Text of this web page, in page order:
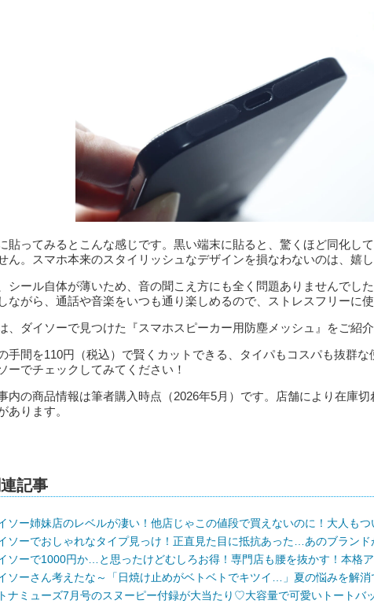
貼ってみるとこんな感じです。黒い端末に貼ると、驚くほど同化し
ん。スマホ本来のスタイリッシュなデザインを損なわないのは、嬉し
シール自体が薄いため、音の聞こえ方にも全く問題ありませんでし
ながら、通話や音楽をいつも通り楽しめるので、ストレスフリーに
、ダイソーで見つけた『スマホスピーカー用防塵メッシュ』をご紹介
手間を110円（税込）で賢くカットできる、タイパもコスパも抜群な
ーでチェックしてみてください！
内の商品情報は筆者購入時点（2026年5月）です。店舗により在庫切
あります。
記事
ソー姉妹店のレベルが凄い！他店じゃこの値段で買えないのに！大人も
ソーでおしゃれなタイプ見っけ！正直見た目に抵抗あった…あのブラン
ソーで1000円か…と思ったけどむしろお得！専門店も腰を抜かす！本格
ソーさん考えたな～「日焼け止めがベトベトでキツイ…」夏の悩みを解消
ナミューズ7月号のスヌーピー付録が大当たり♡大容量で可愛いトートバ